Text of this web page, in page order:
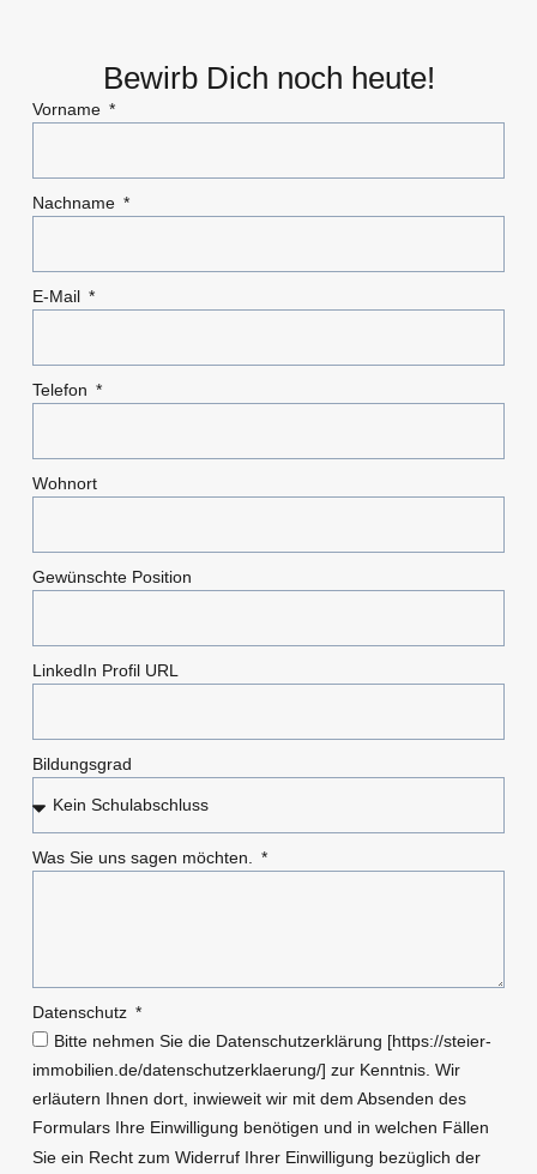
Bewirb Dich noch heute!
Vorname
Nachname
E-Mail
Telefon
Wohnort
Gewünschte Position
LinkedIn Profil URL
Bildungsgrad
Was Sie uns sagen möchten.
Datenschutz
Bitte nehmen Sie die Datenschutzerklärung [https://steier-
immobilien.de/datenschutzerklaerung/] zur Kenntnis. Wir
erläutern Ihnen dort, inwieweit wir mit dem Absenden des
Formulars Ihre Einwilligung benötigen und in welchen Fällen
Sie ein Recht zum Widerruf Ihrer Einwilligung bezüglich der